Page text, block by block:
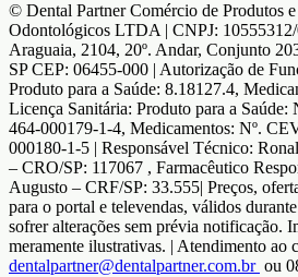
© Dental Partner Comércio de Produtos
Odontológicos LTDA | CNPJ:
Araguaia, 2104, 20º. Andar, Conjunto
SP CEP: 06455-000 | Autorização de
Produto para a Saúde: 8.18127.4,
Licença Sanitária: Produto para a
464-000179-1-4, Medicamentos: Nº.
000180-1-5 | Responsável Técnico:
– CRO/SP: 117067 , Farmacêutico
Augusto – CRF/SP: 33.555| Preços,
para o portal e televendas, válidos
sofrer alterações sem prévia notificação.
meramente ilustrativas. | Atendimento ao
dentalpartner@dentalpartner.com.br ou